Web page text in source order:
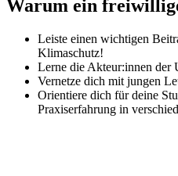
Warum ein
Leiste einen wichtigen
Klimaschutz!
Lerne die Akteur:innen der
Vernetze dich mit jungen
Orientiere dich für deine
Praxiserfahrung in